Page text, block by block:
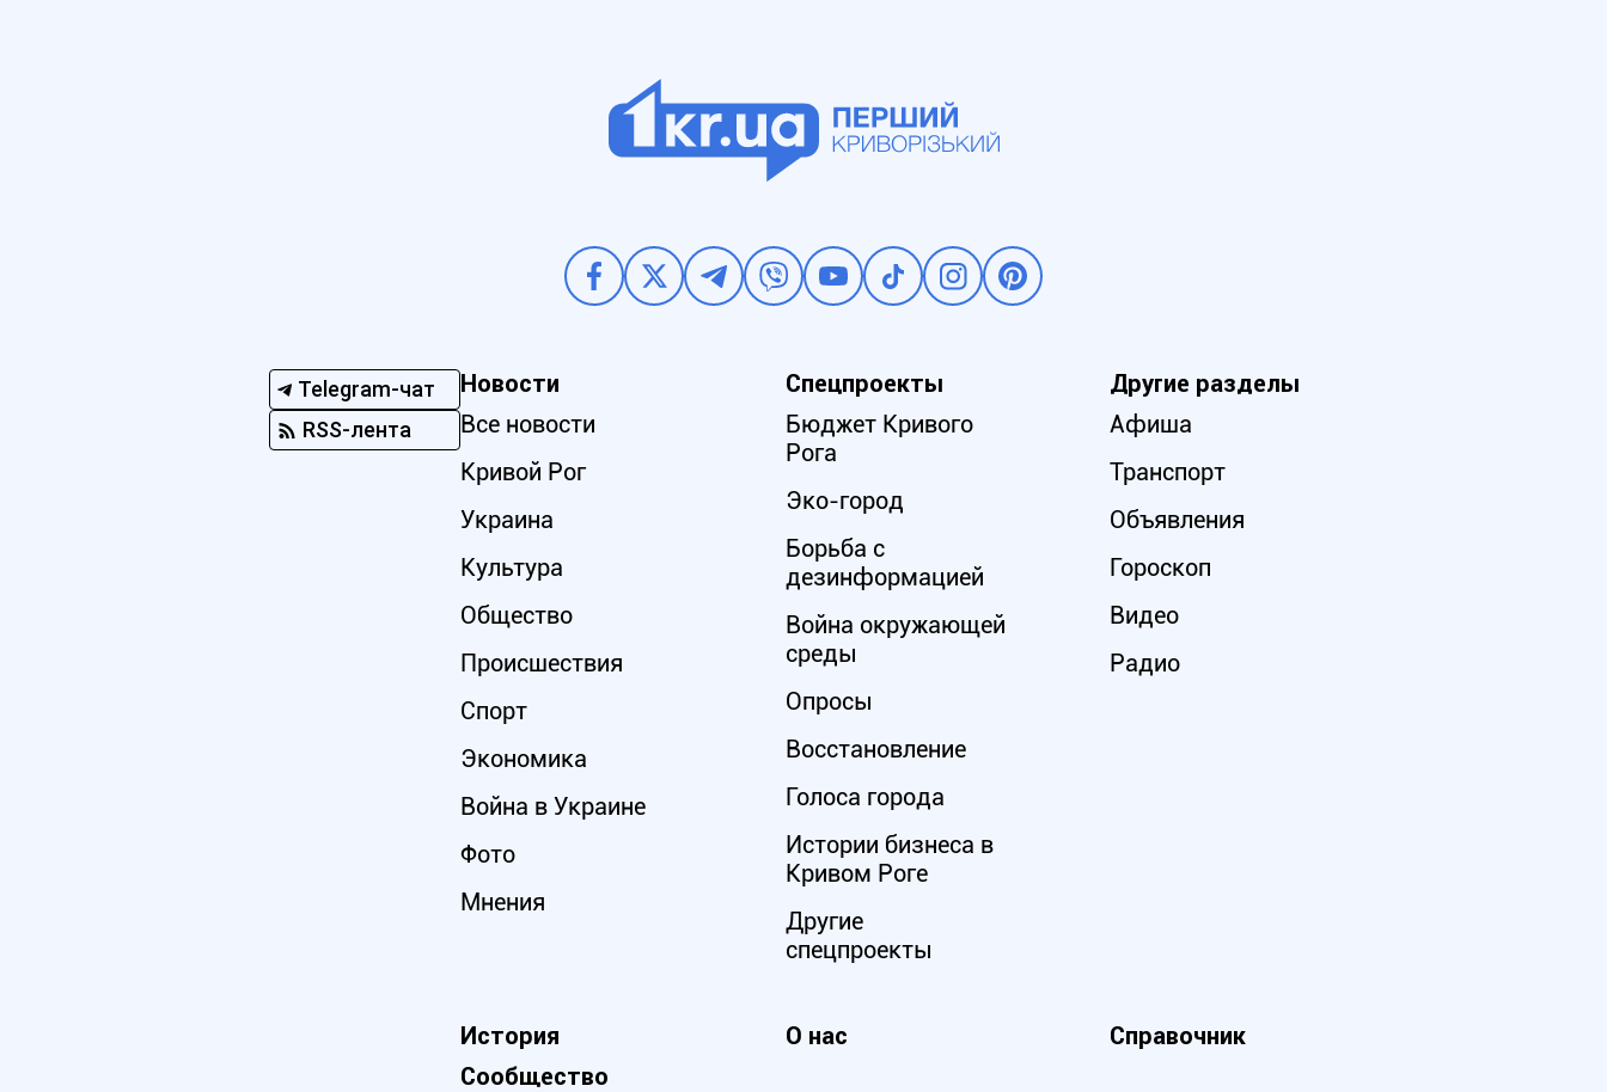
Telegram-чат
RSS-лента
Новости
Все новости
Кривой Рог
Украина
Культура
Общество
Происшествия
Спорт
Экономика
Война в Украине
Фото
Мнения
Спецпроекты
Бюджет Кривого
Рога
Эко-город
Борьба с
дезинформацией
Война окружающей
среды
Опросы
Восстановление
Голоса города
Истории бизнеса в
Кривом Роге
Другие
спецпроекты
Другие разделы
Афиша
Транспорт
Объявления
Гороскоп
Видео
Радио
История О нас
Справочник
Сообщество